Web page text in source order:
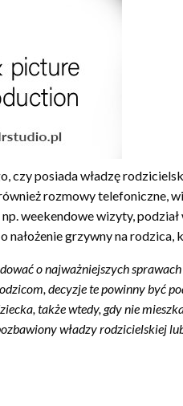
czy posiada władzę
rozmowy telefoniczne,
weekendowe wizyty,
grzywny na rodzica,
o najważniejszych
decyzje te powinny być
także wtedy, gdy nie
władzy rodzicielskiej